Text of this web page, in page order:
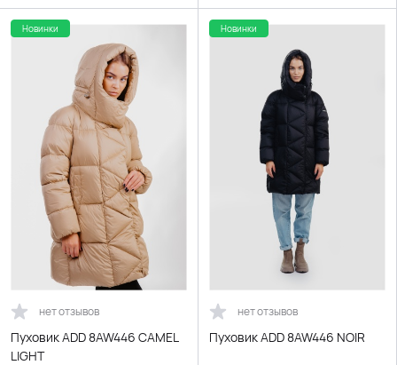
Новинки
нет отзывов
Пуховик ADD 8AW446 CAMEL
LIGHT
Новинки
нет отзывов
Пуховик ADD 8AW446 NOIR